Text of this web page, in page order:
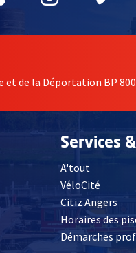
de la Déportation BP
Services
A'tout
VéloCité
Citiz Angers ,
Horaires des
Démarches